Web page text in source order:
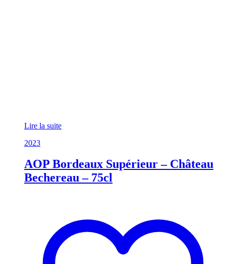
Lire la suite
2023
AOP Bordeaux Supérieur – Château
Bechereau – 75cl